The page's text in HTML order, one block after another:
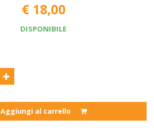
€ 18,00
DISPONIBILE
Aggiungi al carrello